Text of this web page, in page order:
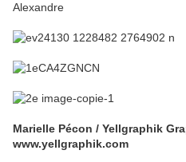
Alexandre
Marielle Pécon / Yellgraphik
www.yellgraphik.com